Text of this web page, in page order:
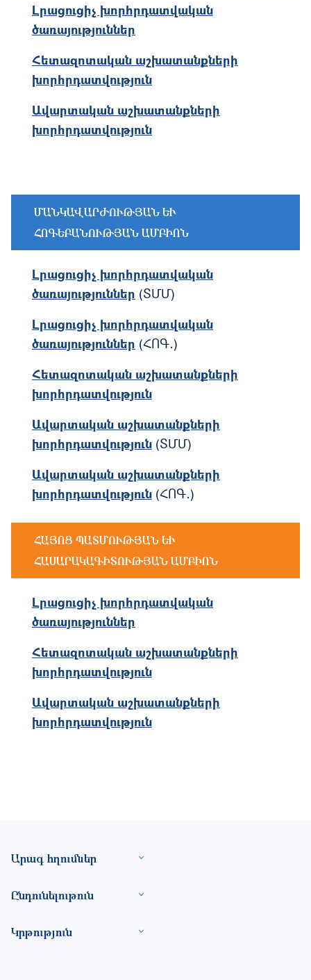
Լրացուցիչ խորհրդատվական
ծառայություններ
Հետազոտական աշխատանքների
խորհրդատվություն
Ավարտական աշխատանքների
խորհրդատվություն
ՄԱՆԿԱՎԱՐԺՈՒԹՅԱՆ ԵՒ Հ
ՈԳԵԲԱՆՈՒԹՅԱՆ ԱՄԲԻՈՆ
Լրացուցիչ խորհրդատվական
ծառայություններ (ՏՄՄ)
Լրացուցիչ խորհրդատվական
ծառայություններ (ՀՈԳ․)
Հետազոտական աշխատանքների
խորհրդատվություն
Ավարտական աշխատանքների
խորհրդատվություն (ՏՄՄ)
Ավարտական աշխատանքների
խորհրդատվություն (ՀՈԳ․)
ՀԱՅՈՑ ՊԱՏՄՈՒԹՅԱՆ ԵՒ Հ
ԱՍԱՐԱԿԱԳԻՏՈՒԹՅԱՆ ԱՄԲԻՈՆ
Լրացուցիչ խորհրդատվական
ծառայություններ
Հետազոտական աշխատանքների
խորհրդատվություն
Ավարտական աշխատանքների
խորհրդատվություն
Footer site information
Արագ հղումներ
Ընդունելութուն
Կրթություն